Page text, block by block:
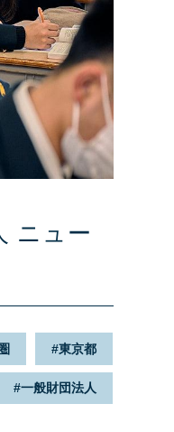
ニュー
東京都
一般財団法人